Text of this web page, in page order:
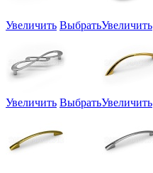
Увеличить ВыбратьУвеличить
Увеличить ВыбратьУвеличить